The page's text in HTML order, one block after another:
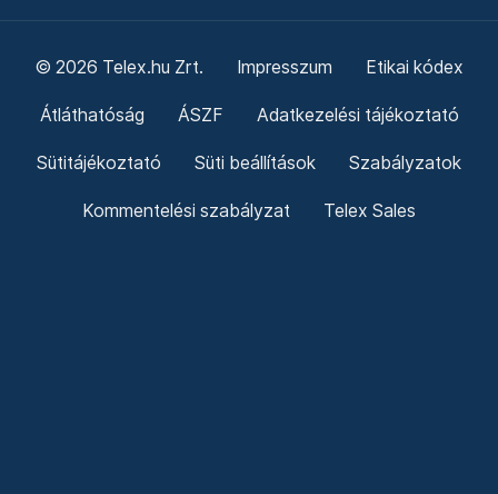
© 2026 Telex.hu Zrt. Impresszum Etikai kódex
Átláthatóság ÁSZF Adatkezelési tájékoztató
Sütitájékoztató Süti beállítások Szabályzatok
Kommentelési szabályzat Telex Sales